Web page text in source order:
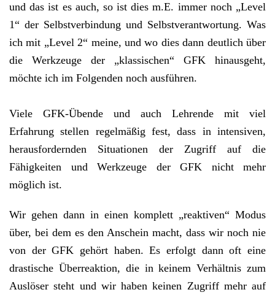
und das ist es auch, so ist dies m.E. immer noch „Level
1“ der Selbstverbindung und Selbstverantwortung. Was
ich mit „Level 2“ meine, und wo dies dann deutlich über
die Werkzeuge der „klassischen“ GFK hinausgeht,
möchte ich im Folgenden noch ausführen.
Viele GFK-Übende und auch Lehrende mit viel
Erfahrung stellen regelmäßig fest, dass in intensiven,
herausfordernden Situationen der Zugriff auf die
Fähigkeiten und Werkzeuge der GFK nicht mehr
möglich ist.
Wir gehen dann in einen komplett „reaktiven“ Modus
über, bei dem es den Anschein macht, dass wir noch nie
von der GFK gehört haben. Es erfolgt dann oft eine
drastische Überreaktion, die in keinem Verhältnis zum
Auslöser steht und wir haben keinen Zugriff mehr auf